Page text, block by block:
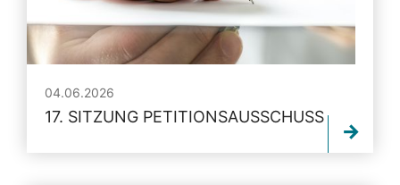
04.06.2026
17. SITZUNG PETITIONSAUSSCHUSS